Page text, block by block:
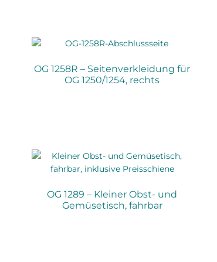
OG 1258R – Seitenverkleidung für
OG 1250/1254, rechts
OG 1289 – Kleiner Obst- und
Gemüsetisch, fahrbar